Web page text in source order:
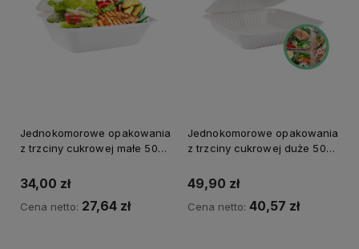
Jednokomorowe opakowania
z trzciny cukrowej małe 50
34,00 zł
Cena netto: 27,64 zł
Jednokomorowe opakowania
z trzciny cukrowej duże 50
49,90 zł
Cena netto: 40,57 zł